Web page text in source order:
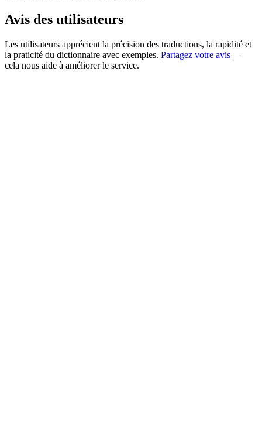
Avis des utilisateurs
Les utilisateurs apprécient la précision des traductions, la rapidité et
la praticité du dictionnaire avec exemples. Partagez votre avis —
cela nous aide à améliorer le service.